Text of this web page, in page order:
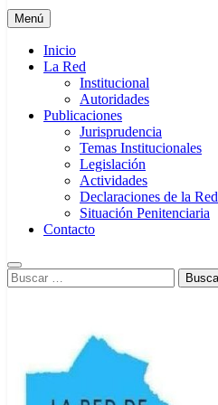
Menú
Inicio
La Red
Institucional
Autoridades
Publicaciones
Jurisprudencia
Temas Institucionales
Legislación
Actividades
Declaraciones de la Red
Situación Penitenciaria
Contacto
Buscar: